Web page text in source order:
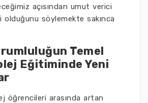
açısından umut verici
olduğunu söylemekte sakınca
Temel
Eğitiminde Yeni
öğrencileri arasında artan